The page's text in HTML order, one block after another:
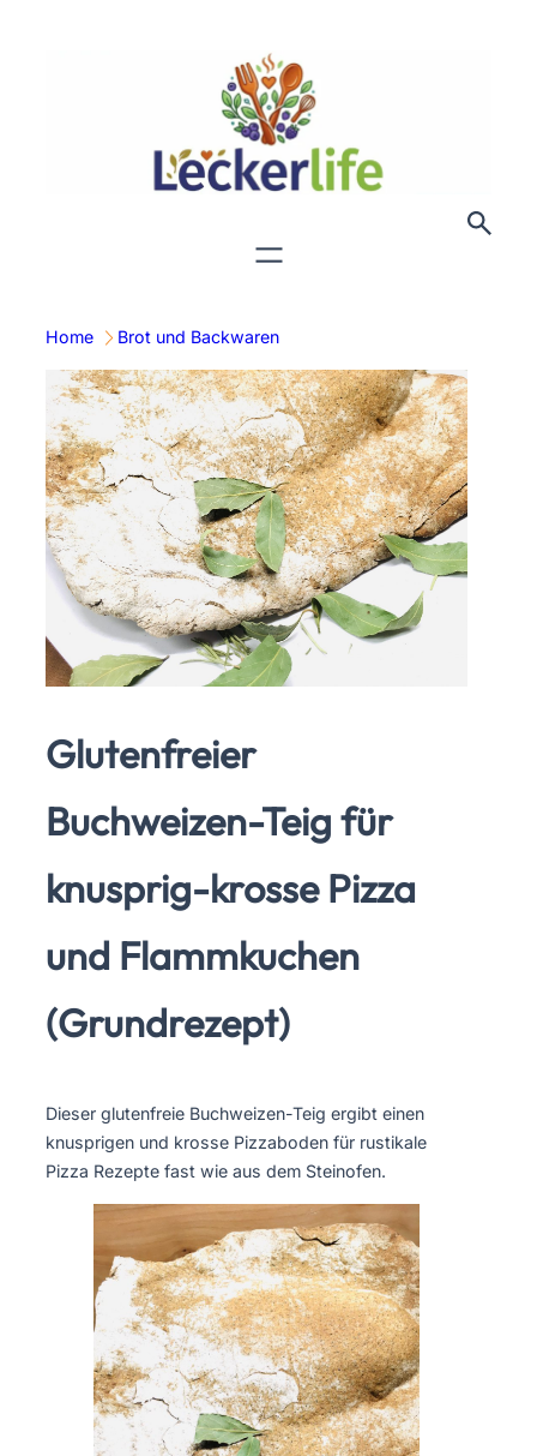
Home Brot und Backwaren
Glutenfreier
Buchweizen-Teig für
knusprig-krosse Pizza
und Flammkuchen
(Grundrezept)
Dieser glutenfreie Buchweizen-Teig ergibt einen
knusprigen und krosse Pizzaboden für rustikale
Pizza Rezepte fast wie aus dem Steinofen.